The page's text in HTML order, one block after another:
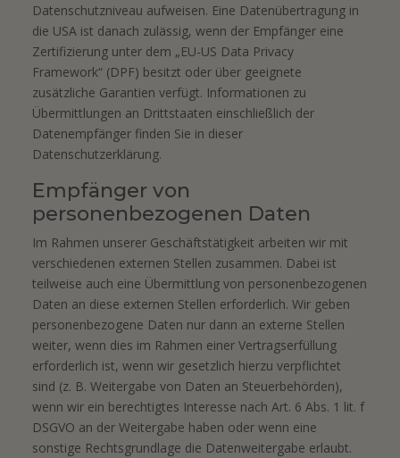
Datenschutzniveau aufweisen. Eine Datenübertragung in
die USA ist danach zulässig, wenn der Empfänger eine
Zertifizierung unter dem „EU-US Data Privacy
Framework“ (DPF) besitzt oder über geeignete
zusätzliche Garantien verfügt. Informationen zu
Übermittlungen an Drittstaaten einschließlich der
Datenempfänger finden Sie in dieser
Datenschutzerklärung.
Empfänger von
personenbezogenen Daten
Im Rahmen unserer Geschäftstätigkeit arbeiten wir mit
verschiedenen externen Stellen zusammen. Dabei ist
teilweise auch eine Übermittlung von personenbezogenen
Daten an diese externen Stellen erforderlich. Wir geben
personenbezogene Daten nur dann an externe Stellen
weiter, wenn dies im Rahmen einer Vertragserfüllung
erforderlich ist, wenn wir gesetzlich hierzu verpflichtet
sind (z. B. Weitergabe von Daten an Steuerbehörden),
wenn wir ein berechtigtes Interesse nach Art. 6 Abs. 1 lit. f
DSGVO an der Weitergabe haben oder wenn eine
sonstige Rechtsgrundlage die Datenweitergabe erlaubt.